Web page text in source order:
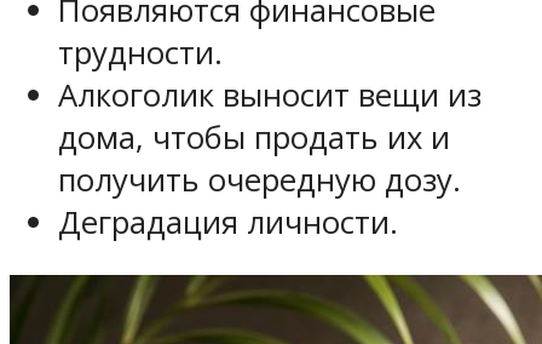
Появляются финансовые
трудности.
Алкоголик выносит вещи из
дома, чтобы продать их и
получить очередную дозу.
Деградация личности.